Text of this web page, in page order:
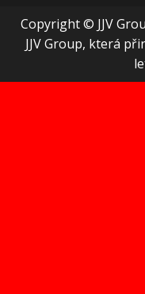
Copyright © JJV
JJV Group, která